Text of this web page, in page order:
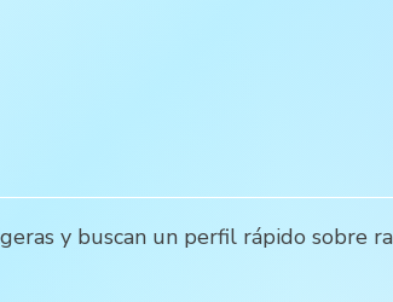
y buscan un perfil rápido sobre